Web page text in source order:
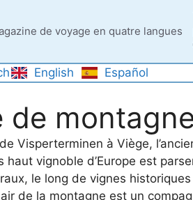
de voyage en quatre langues
English Español
de
Visperterminen à Viège,
haut vignoble d’Europe est
le long de vignes
de la montagne est un